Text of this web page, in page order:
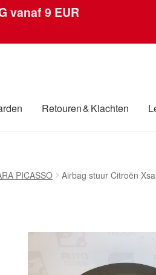
vanaf 9 EUR
Retouren & Klachten
verzending Winkelwagen
PICASSO Airbag stuur Citroën